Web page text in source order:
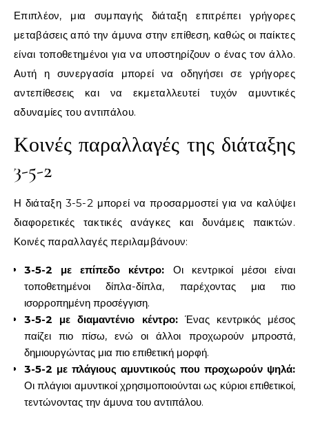
Επιπλέον, μια συμπαγής διάταξη επιτρέπει γρήγορες
μεταβάσεις από την άμυνα στην επίθεση, καθώς οι παίκτες
είναι τοποθετημένοι για να υποστηρίζουν ο ένας τον άλλο.
Αυτή η συνεργασία μπορεί να οδηγήσει σε γρήγορες
αντεπίθεσεις και να εκμεταλλευτεί τυχόν αμυντικές
αδυναμίες του αντιπάλου.
Κοινές παραλλαγές της διάταξης
3-5-2
Η διάταξη 3-5-2 μπορεί να προσαρμοστεί για να καλύψει
διαφορετικές τακτικές ανάγκες και δυνάμεις παικτών.
Κοινές παραλλαγές περιλαμβάνουν:
3-5-2 με επίπεδο κέντρο: Οι κεντρικοί μέσοι είναι
τοποθετημένοι δίπλα-δίπλα, παρέχοντας μια πιο
ισορροπημένη προσέγγιση.
3-5-2 με διαμαντένιο κέντρο:Ένας κεντρικός μέσος
παίζει πιο πίσω, ενώ οι άλλοι προχωρούν μπροστά,
δημιουργώντας μια πιο επιθετική μορφή.
3-5-2 με πλάγιους αμυντικούς που προχωρούν ψηλά:
Οι πλάγιοι αμυντικοί χρησιμοποιούνται ως κύριοι επιθετικοί,
τεντώνοντας την άμυνα του αντιπάλου.